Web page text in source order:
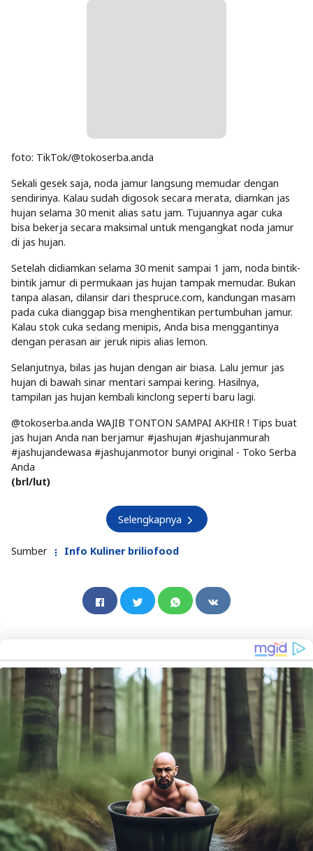
foto: TikTok/@tokoserba.anda
Sekali gesek saja, noda jamur langsung memudar dengan
sendirinya. Kalau sudah digosok secara merata, diamkan jas
hujan selama 30 menit alias satu jam. Tujuannya agar cuka
bisa bekerja secara maksimal untuk mengangkat noda jamur
di jas hujan.
Setelah didiamkan selama 30 menit sampai 1 jam, noda bintik-
bintik jamur di permukaan jas hujan tampak memudar. Bukan
tanpa alasan, dilansir dari thespruce.com, kandungan masam
pada cuka dianggap bisa menghentikan pertumbuhan jamur.
Kalau stok cuka sedang menipis, Anda bisa menggantinya
dengan perasan air jeruk nipis alias lemon.
Selanjutnya, bilas jas hujan dengan air biasa. Lalu jemur jas
hujan di bawah sinar mentari sampai kering. Hasilnya,
tampilan jas hujan kembali kinclong seperti baru lagi.
@tokoserba.anda WAJIB TONTON SAMPAI AKHIR ! Tips buat
jas hujan Anda nan berjamur #jashujan #jashujanmurah
#jashujandewasa #jashujanmotor bunyi original - Toko Serba
Anda
(brl/lut)
Selengkapnya
Sumber Info Kuliner briliofood